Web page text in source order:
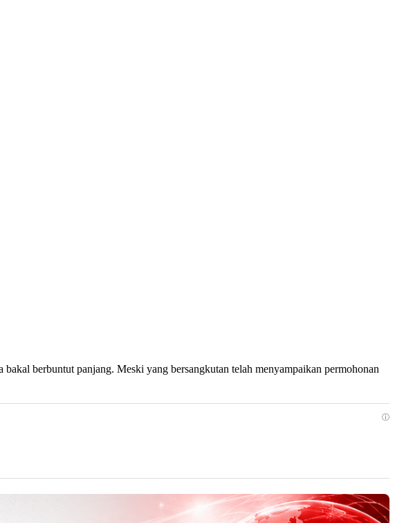
berbuntut panjang. Meski yang bersangkutan telah menyampaikan permohonan
ⓘ